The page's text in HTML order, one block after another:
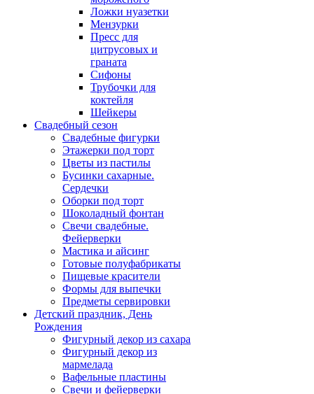
Ложки нуазетки
Мензурки
Пресс для
цитрусовых и
граната
Сифоны
Трубочки для
коктейля
Шейкеры
Свадебный сезон
Свадебные фигурки
Этажерки под торт
Цветы из пастилы
Бусинки сахарные.
Сердечки
Оборки под торт
Шоколадный фонтан
Свечи свадебные.
Фейерверки
Мастика и айсинг
Готовые полуфабрикаты
Пищевые красители
Формы для выпечки
Предметы сервировки
Детский праздник, День
Рождения
Фигурный декор из сахара
Фигурный декор из
мармелада
Вафельные пластины
Свечи и фейерверки